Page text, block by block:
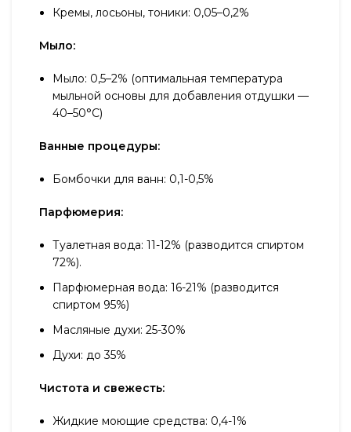
Кремы, лосьоны, тоники: 0,05–0,2%
Мыло:
Мыло: 0,5–2% (оптимальная температура
мыльной основы для добавления отдушки —
40–50°С)
Ванные процедуры:
Бомбочки для ванн: 0,1-0,5%
Парфюмерия:
Туалетная вода: 11-12% (разводится спиртом
72%).
Парфюмерная вода: 16-21% (разводится
спиртом 95%)
Масляные духи: 25-30%
Духи: до 35%
Чистота и свежесть:
Жидкие моющие средства: 0,4-1%